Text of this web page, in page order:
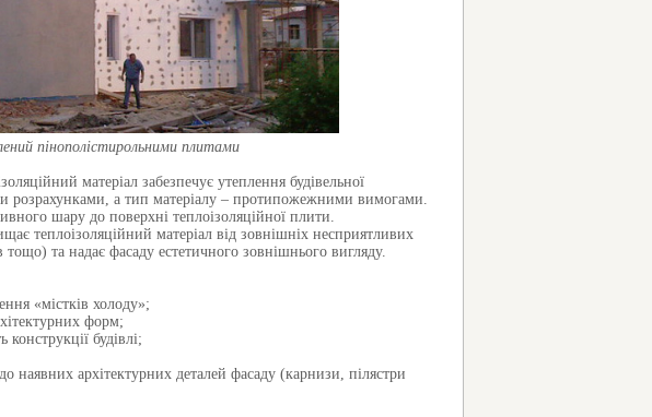
пінополістирольними плитами
матеріал забезпечує утеплення будівельної
розрахунками, а тип матеріалу – протипожежними вимогами.
шару до поверхні теплоізоляційної плити.
теплоізоляційний матеріал від зовнішніх несприятливих
та надає фасаду естетичного зовнішнього вигляду.
«містків холоду»;
форм;
будівлі;
наявних архітектурних деталей фасаду (карнизи, пілястри